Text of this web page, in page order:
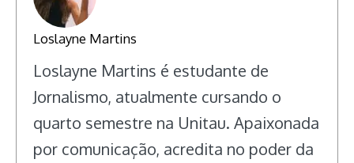
Loslayne Martins
Loslayne Martins é estudante de
Jornalismo, atualmente cursando o
quarto semestre na Unitau. Apaixonada
por comunicação, acredita no poder da